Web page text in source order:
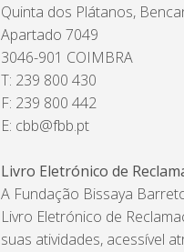
Quinta dos Plátanos,
Apartado 7049
3046-901 COIMBRA
T: 239 800 430
F: 239 800 442
E: cbb@fbb.pt
Livro Eletrónico de
A Fundação Bissaya
Livro Eletrónico de
suas atividades, acessível